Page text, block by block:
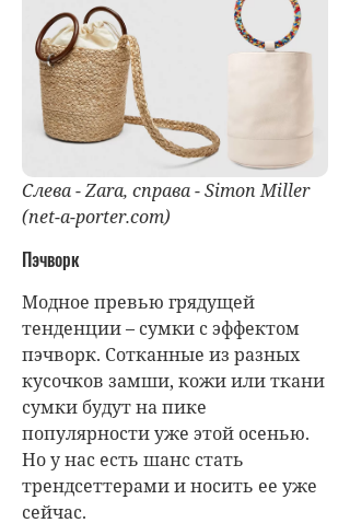
Слева - Zara, справа - Simon Miller
(net-a-porter.com)
Пэчворк
Модное превью грядущей
тенденции – сумки с эффектом
пэчворк. Сотканные из разных
кусочков замши, кожи или ткани
сумки будут на пике
популярности уже этой осенью.
Но у нас есть шанс стать
трендсеттерами и носить ее уже
сейчас.